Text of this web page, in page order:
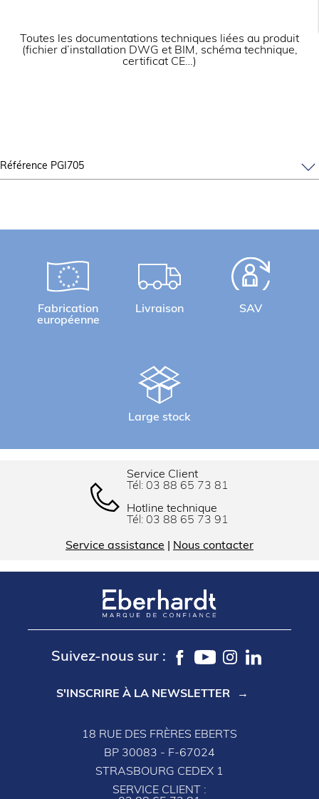
analogique pour la version PGI705.
Température contrôlée manuellement.
Toutes les documentations techniques liées au produit
(fichier d’installation DWG et BIM, schéma technique,
certificat CE…)
Référence PGI705
Fabrication
européenne
Livraison SAV
Large stock
Service Client
Tél: 03 88 65 73 81
Hotline technique
Tél: 03 88 65 73 91
Service assistance Nous contacter
Suivez-nous sur :
S'INSCRIRE À LA NEWSLETTER
18 RUE DES FRÈRES EBERTS
BP 30083 - F-67024
STRASBOURG CEDEX 1
SERVICE CLIENT :